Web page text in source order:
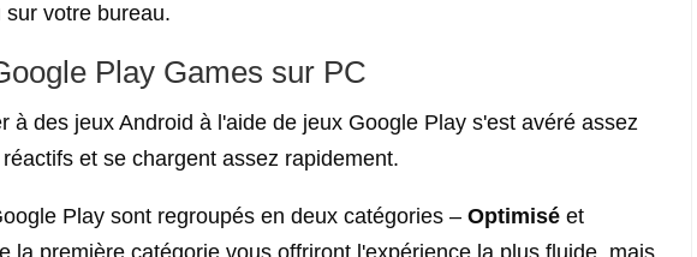
votre bureau.
Play Games sur PC
à des jeux Android à l'aide de jeux Google Play s'est avéré assez
et se chargent assez rapidement.
Play sont regroupés en deux catégories – Optimisé et
la première catégorie vous offriront l'expérience la plus fluide, mais